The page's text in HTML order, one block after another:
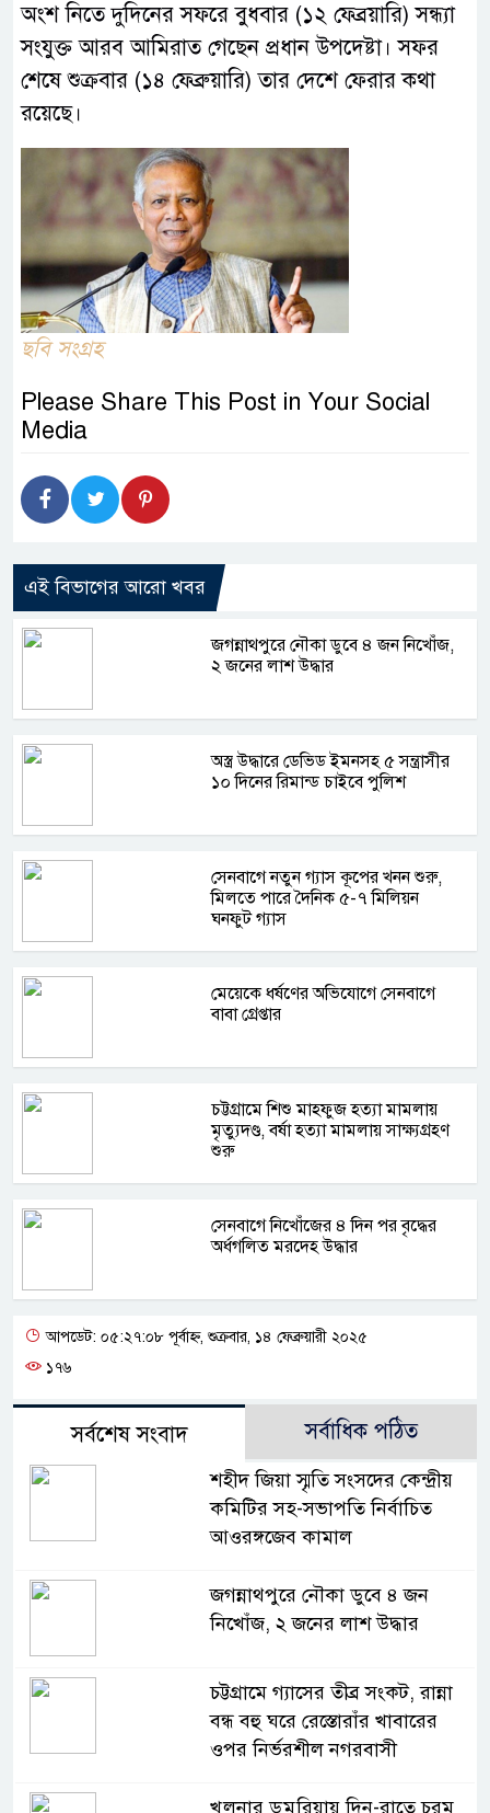
অংশ নিতে দুদিনের সফরে বুধবার (১২ ফেব্রয়ারি) সন্ধ্যা
সংযুক্ত আরব আমিরাত গেছেন প্রধান উপদেষ্টা। সফর
শেষে শুক্রবার (১৪ ফেব্রুয়ারি) তার দেশে ফেরার কথা
রয়েছে।
ছবি সংগ্রহ
Please Share This Post in Your Social
Media
এই বিভাগের আরো খবর
জগন্নাথপুরে নৌকা ডুবে ৪ জন নিখোঁজ,
২ জনের লাশ উদ্ধার
অস্ত্র উদ্ধারে ডেভিড ইমনসহ ৫ সন্ত্রাসীর
১০ দিনের রিমান্ড চাইবে পুলিশ
সেনবাগে নতুন গ্যাস কূপের খনন শুরু,
মিলতে পারে দৈনিক ৫-৭ মিলিয়ন
ঘনফুট গ্যাস
মেয়েকে ধর্ষণের অভিযোগে সেনবাগে
বাবা গ্রেপ্তার
চট্টগ্রামে শিশু মাহফুজ হত্যা মামলায়
মৃত্যুদণ্ড, বর্ষা হত্যা মামলায় সাক্ষ্যগ্রহণ
শুরু
সেনবাগে নিখোঁজের ৪ দিন পর বৃদ্ধের
অর্ধগলিত মরদেহ উদ্ধার
আপডেট: ০৫:২৭:০৮ পূর্বাহ্ন, শুক্রবার, ১৪ ফেব্রুয়ারী ২০২৫
১৭৬
সর্বশেষ সংবাদ সর্বাধিক পঠিত
শহীদ জিয়া স্মৃতি সংসদের কেন্দ্রীয়
কমিটির সহ-সভাপতি নির্বাচিত
আওরঙ্গজেব কামাল
জগন্নাথপুরে নৌকা ডুবে ৪ জন
নিখোঁজ, ২ জনের লাশ উদ্ধার
চট্টগ্রামে গ্যাসের তীব্র সংকট, রান্না
বন্ধ বহু ঘরে রেস্তোরাঁর খাবারের
ওপর নির্ভরশীল নগরবাসী
খুলনার ডুমুরিয়ায় দিন-রাতে চরম